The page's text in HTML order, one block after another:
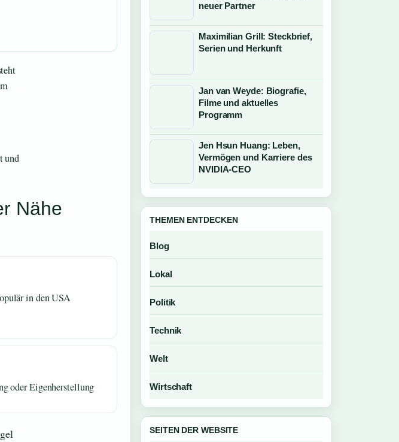
und
Nähe
in den USA
oder Eigenherstellung
neuer Partner
Maximilian Grill: Steckbrief,
Serien und Herkunft
Jan van Weyde: Biografie,
Filme und aktuelles
Programm
Jen Hsun Huang: Leben,
Vermögen und Karriere des
NVIDIA-CEO
THEMEN ENTDECKEN
Blog
Lokal
Politik
Technik
Welt
Wirtschaft
SEITEN DER WEBSITE